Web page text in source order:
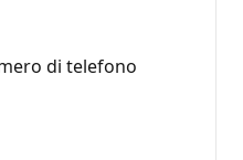
di telefono